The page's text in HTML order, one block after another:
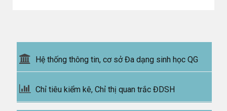
Hệ thống thông tin, cơ sở Đa dạng sinh học QG
Chỉ tiêu kiểm kê, Chỉ thị quan trắc ĐDSH